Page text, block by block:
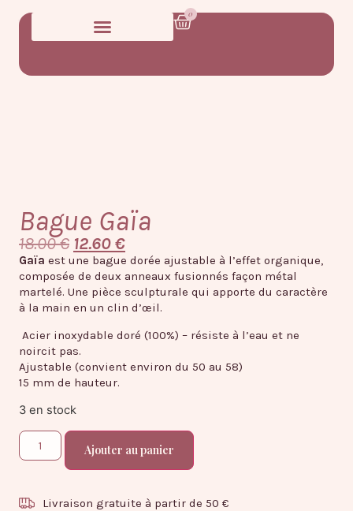
0
Bague Gaïa
18.00€ 12.60€
Gaïa est une bague dorée ajustable à l’effet organique,
composée de deux anneaux fusionnés façon métal
martelé. Une pièce sculpturale qui apporte du caractère
à la main en un clin d’œil.
Acier inoxydable doré (100%) – résiste à l’eau et ne
noircit pas.
Ajustable (convient environ du 50 au 58)
15 mm de hauteur.
3 en stock
Ajouter au panier
Livraison gratuite à partir de 50 €